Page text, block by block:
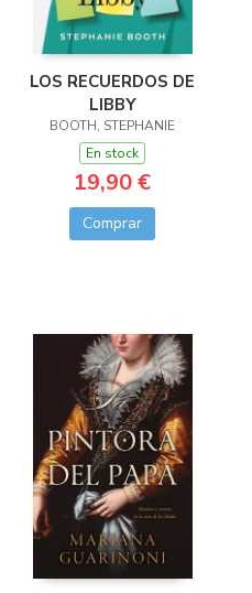
LOS RECUERDOS DE
LIBBY
BOOTH, STEPHANIE
En stock
19,90 €
Comprar